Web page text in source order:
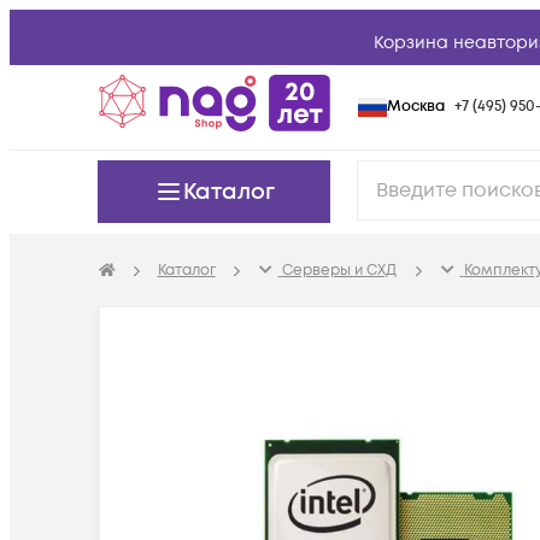
Корзина
Москва +7 (495) 950-
Каталог
Каталог Серверы и СХД